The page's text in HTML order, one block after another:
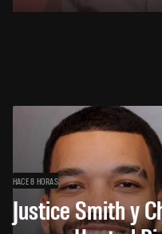
HACE 8 HORAS
Justice Smith y